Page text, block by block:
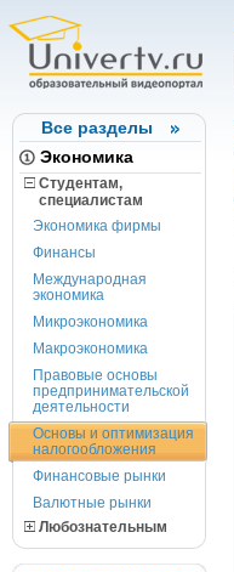
Все разделы
Экономика
Студентам,
cпециалистам
Экономика фирмы
Финансы
Международная
экономика
Микроэкономика
Макроэкономика
Правовые основы
предпринимательской
деятельности
Основы и оптимизация
налогообложения
Финансовые рынки
Валютные рынки
Любознательным